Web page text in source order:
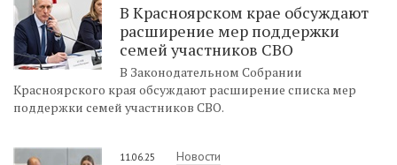
В Красноярском крае обсуждают
расширение мер поддержки
семей участников СВО
В Законодательном Собрании
Красноярского края обсуждают расширение списка мер
поддержки семей участников СВО.
11.06.25 Новости